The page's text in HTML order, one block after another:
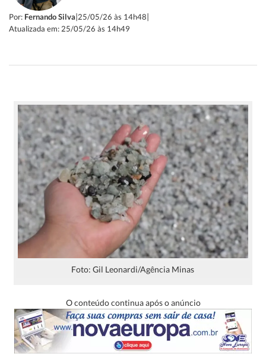
Por: Fernando Silva|25/05/26 às 14h48|
Atualizada em: 25/05/26 às 14h49
Foto: Gil Leonardi/Agência Minas
O conteúdo continua após o anúncio